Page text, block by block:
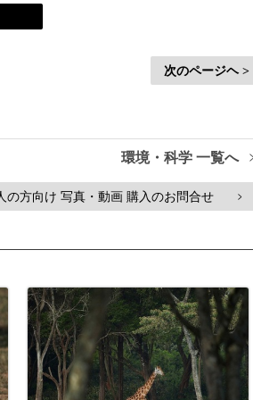
次のページヘ >
環境・科学 一覧へ
の方向け 写真・動画 購入のお問合せ >